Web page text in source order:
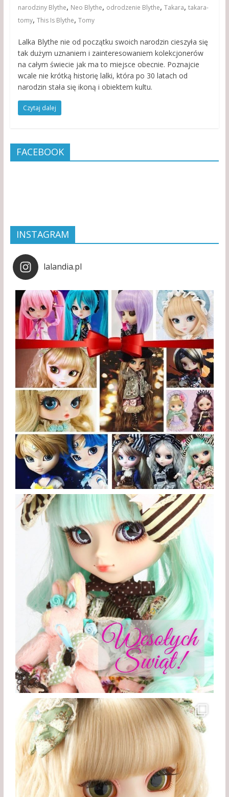
narodziny Blythe, Neo Blythe, odrodzenie Blythe, Takara, takara-
tomy, This Is Blythe, Tomy
Lalka Blythe nie od początku swoich narodzin cieszyła się
tak dużym uznaniem i zainteresowaniem kolekcjonerów
na całym świecie jak ma to miejsce obecnie. Poznajcie
wcale nie krótką historię lalki, która po 30 latach od
narodzin stała się ikoną i obiektem kultu.
Czytaj dalej
FACEBOOK
INSTAGRAM
lalandia.pl